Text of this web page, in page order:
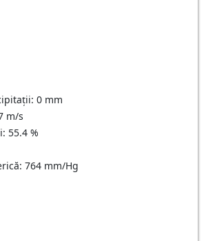
0 mm
m/s
55.4 %
764 mm/Hg